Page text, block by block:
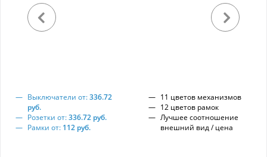
Выключатели от:336.72
руб.
Розетки от:336.72 руб.
Рамки от: 112 руб.
11 цветов механизмов
12 цветов рамок
Лучшее соотношение
внешний вид / цена